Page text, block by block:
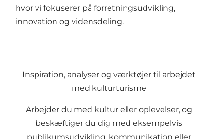
hvor vi fokuserer på forretningsudvikling,
innovation og vidensdeling.
Inspiration, analyser og værktøjer til arbejdet
med kulturturisme
Arbejder du med kultur eller oplevelser, og
beskæftiger du dig med eksempelvis
publikumsudvikling, kommunikation eller